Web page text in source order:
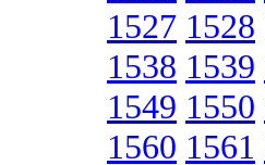
1527 1528
1538 1539
1549 1550
1560 1561